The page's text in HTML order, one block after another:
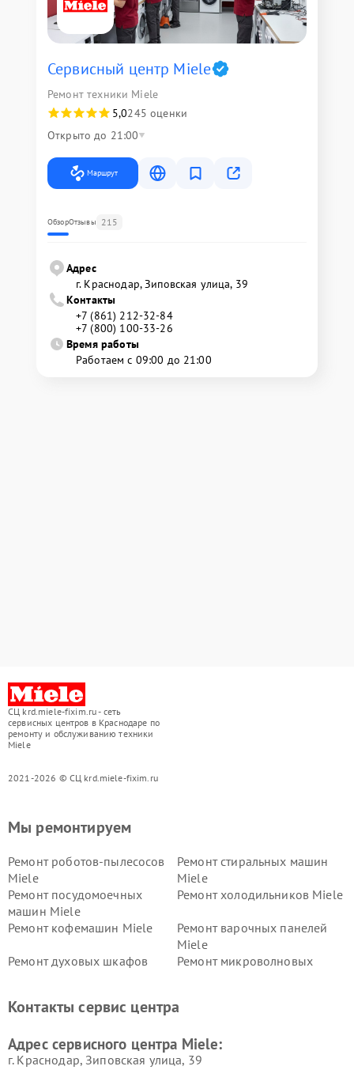
Сервисный центр Miele
Ремонт техники Miele
5,0245 оценки
Открыто до 21:00
Маршрут
ОбзорОтзывы 215
Адрес
г. Краснодар, Зиповская улица, 39
Контакты
+7 (861) 212-32-84
+7 (800) 100-33-26
Время работы
Работаем с 09:00 до 21:00
СЦ krd.miele-fixim.ru - сеть
сервисных центров в Краснодаре по
ремонту и обслуживанию техники
Miele
2021-2026 © СЦ krd.miele-fixim.ru
Мы ремонтируем
Ремонт роботов-пылесосов
Miele
Ремонт стиральных машин
Miele
Ремонт посудомоечных
машин Miele
Ремонт холодильников Miele
Ремонт кофемашин Miele
Ремонт варочных панелей
Miele
Ремонт духовых шкафов
Ремонт микроволновых
Miele
Miele
пылесосов Miele
Контакты сервис центра
Адрес сервисного центра Miele:
г. Краснодар, Зиповская улица, 39